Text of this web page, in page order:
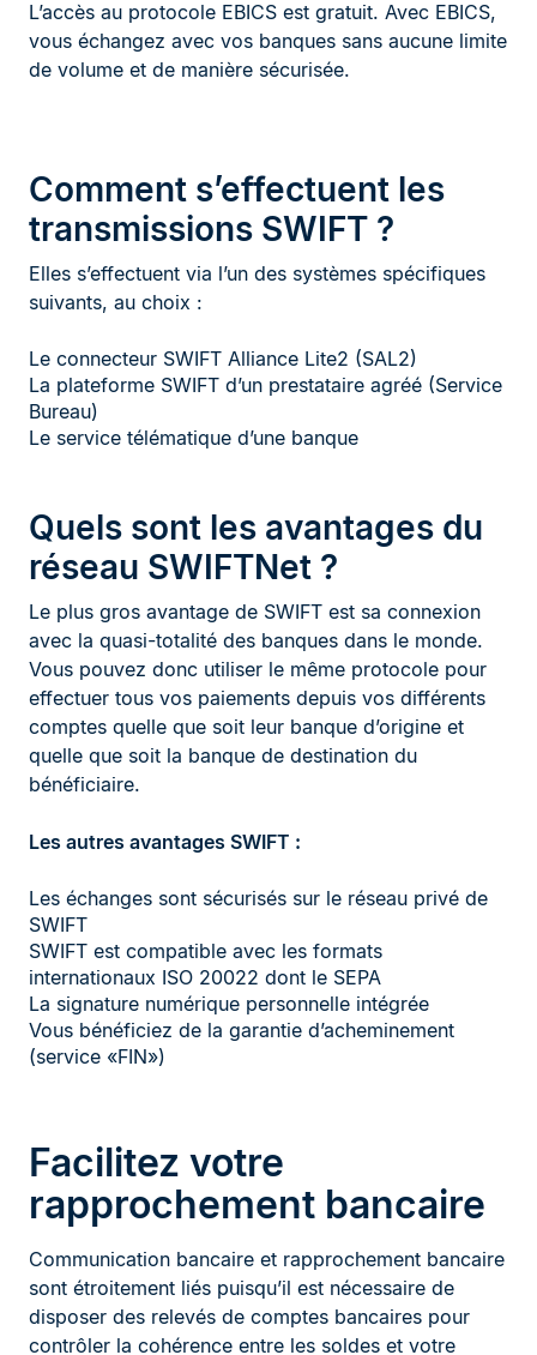
L’accès au protocole EBICS est gratuit. Avec EBICS,
vous échangez avec vos banques sans aucune limite
de volume et de manière sécurisée.
Comment s’effectuent les
transmissions SWIFT ?
Elles s’effectuent via l’un des systèmes spécifiques
suivants, au choix :
Le connecteur SWIFT Alliance Lite2 (SAL2)
La plateforme SWIFT d’un prestataire agréé (Service
Bureau)
Le service télématique d’une banque
Quels sont les avantages du
réseau SWIFTNet ?
Le plus gros avantage de SWIFT est sa connexion
avec la quasi-totalité des banques dans le monde.
Vous pouvez donc utiliser le même protocole pour
effectuer tous vos paiements depuis vos différents
comptes quelle que soit leur banque d’origine et
quelle que soit la banque de destination du
bénéficiaire.
Les autres avantages SWIFT :
Les échanges sont sécurisés sur le réseau privé de
SWIFT
SWIFT est compatible avec les formats
internationaux ISO 20022 dont le SEPA
La signature numérique personnelle intégrée
Vous bénéficiez de la garantie d’acheminement
(service «FIN»)
Facilitez votre
rapprochement bancaire
Communication bancaire et rapprochement bancaire
sont étroitement liés puisqu’il est nécessaire de
disposer des relevés de comptes bancaires pour
contrôler la cohérence entre les soldes et votre